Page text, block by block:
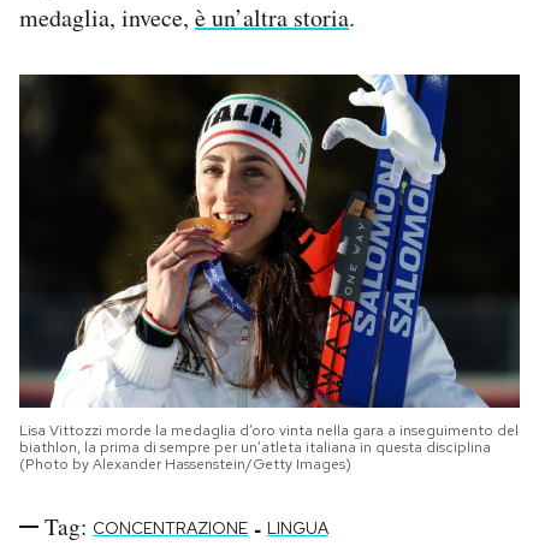
medaglia, invece, è un’altra storia.
Lisa Vittozzi morde la medaglia d’oro vinta nella gara a inseguimento del
biathlon, la prima di sempre per un’atleta italiana in questa disciplina
(Photo by Alexander Hassenstein/Getty Images)
Tag: CONCENTRAZIONE - LINGUA